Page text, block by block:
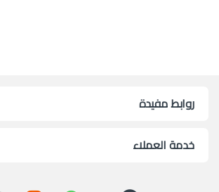
روابط مفيدة
خدمة العملاء